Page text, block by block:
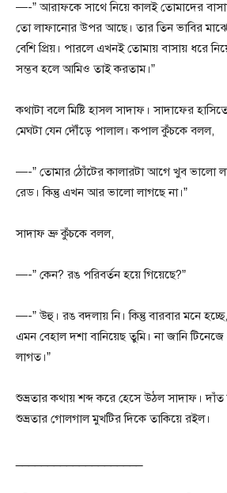
—-” আরাফকে সাথে নিয়ে কালই তোমাদের
তো লাফানোর উপর আছে। তার তিন ভাবির
বেশি প্রিয়। পারলে এখনই তোমায় বাসায় ধরে
সম্ভব হলে আমিও তাই করতাম।”
কথাটা বলে মিষ্টি হাসল সাদাফ। সাদাফের
মেঘটা যেন দৌঁড়ে পালাল। কপাল কুঁচকে বলল,
—-” তোমার ঠোঁটের কালারটা আগে খুব ভালো
রেড। কিন্তু এখন আর ভালো লাগছে না।”
সাদাফ ভ্রু কুঁচকে বলল,
—-” কেন? রঙ পরিবর্তন হয়ে গিয়েছে?”
—-” উহু। রঙ বদলায় নি। কিন্তু বারবার মনে
এমন বেহাল দশা বানিয়েছ তুমি। না জানি
লাগত।”
শুভ্রতার কথায় শব্দ করে হেসে উঠল সাদাফ। দাঁত
শুভ্রতার গোলগাল মুখটির দিকে তাকিয়ে রইল।